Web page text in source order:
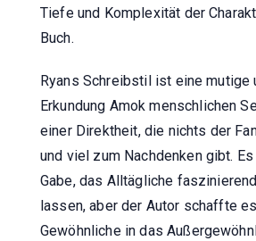
Tiefe und Komplexität der
Buch.
Ryans Schreibstil ist eine mutige
Erkundung Amok menschlichen
einer Direktheit, die nichts der
und viel zum Nachdenken gibt.
Gabe, das Alltägliche
lassen, aber der Autor schaffte
Gewöhnliche in das